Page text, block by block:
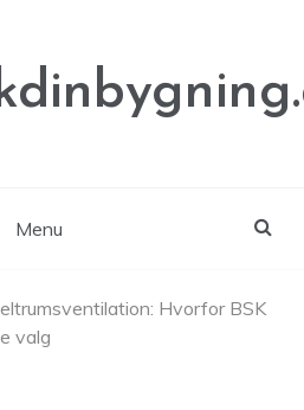
Menu
Hvorfor BSK
valg